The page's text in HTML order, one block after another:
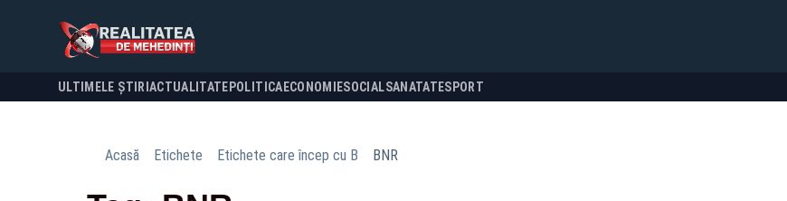
ULTIMELE ȘTIRI ACTUALITATE POLITICA ECONOMIESOCIALSANATATESPORT
Acasă Etichete Etichete care încep cu B BNR